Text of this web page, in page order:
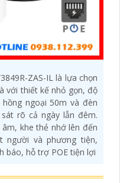
ZAS-IL là lựa chọn
với thiết kế nhỏ gọn, độ
ngoại 50m và đèn
rõ cả ngày lẫn đêm.
khe thẻ nhớ lên đến
người và phương tiện,
báo, hỗ trợ POE tiện lợi